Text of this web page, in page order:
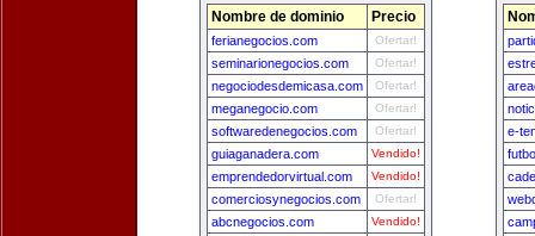
Nombre de dominio Precio
ferianegocios.com Ofertar!
seminarionegocios.com Ofertar!
negociodesdemicasa.com Ofertar!
meganegocio.com Ofertar!
softwaredenegocios.com Ofertar!
guiaganadera.com Vendido!
emprendedorvirtual.com Vendido!
comerciosynegocios.com Ofertar!
abcnegocios.com Vendido!
e-